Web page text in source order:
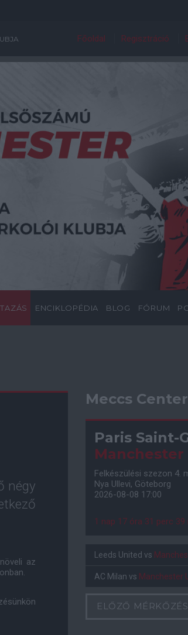
Főoldal Regisztráció
ENCIKLOPÉDIA BLOG FÓRUM
négy
az
Meccs Center
Paris Saint-
Felkészülési szezon 4.
Nya Ullevi, Göteborg
2026-08-08 17:00
1 nap 17 óra 31 perc
Leeds United vs
AC Milan vs Manchester
ELŐZŐ